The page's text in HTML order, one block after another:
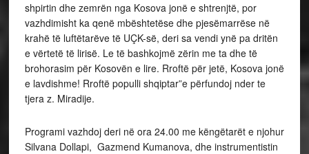
shpirtin dhe zemrën nga Kosova jonë e shtrenjtë, por
vazhdimisht ka qenë mbështetëse dhe pjesëmarrëse në
krahë të luftëtarëve të UÇK-së, deri sa vendi ynë pa dritën
e vërtetë të lirisë. Le të bashkojmë zërin me ta dhe të
brohorasim për Kosovën e lire. Rroftë për jetë, Kosova jonë
e lavdishme! Rroftë populli shqiptar”e përfundoj nder te
tjera z. Miradije.
Programi vazhdoj deri në ora 24.00 me këngëtarët e njohur
Silvana Dollapi, Gazmend Kumanova, dhe instrumentistin